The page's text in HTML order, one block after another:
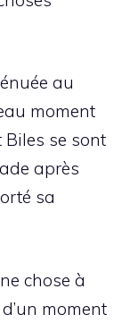
au
moment
Biles se sont
après
sa
chose à
moment